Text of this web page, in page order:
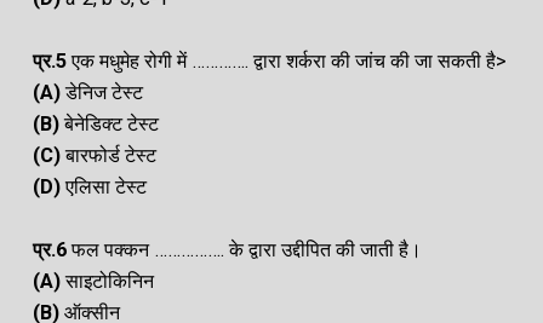
प्र.5एक मधुमेह रोगी में …………. द्वारा शर्करा की जांच की जा सकती है>
(A)डेनिज टेस्ट
(B)बेनेडिक्ट टेस्ट
(C)बारफोर्ड टेस्ट
(D)एलिसा टेस्ट
प्र.6फल पक्कन ……………. के द्वारा उद्दीपित की जाती है।
(A)साइटोकिनिन
(B) ऑक्सीन